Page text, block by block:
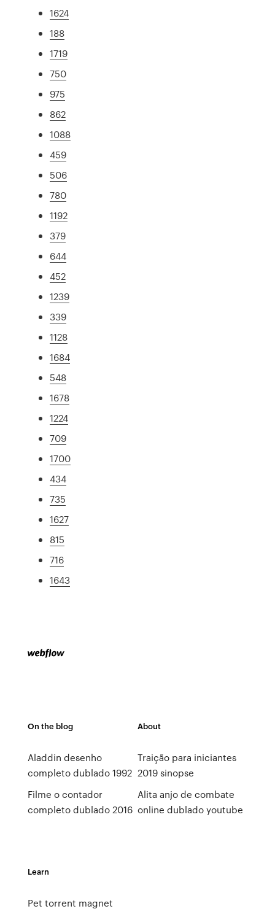
1624
188
1719
750
975
862
1088
459
506
780
1192
379
644
452
1239
339
1128
1684
548
1678
1224
709
1700
434
735
1627
815
716
1643
On the blog
Aladdin desenho
completo dublado 1992
Filme o contador
completo dublado 2016
About
Traição para iniciantes
2019 sinopse
Alita anjo de combate
online dublado youtube
Learn
Pet torrent magnet